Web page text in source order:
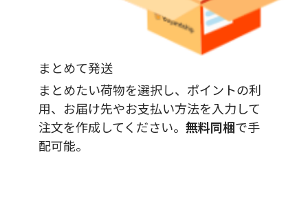
まとめて発送
まとめたい荷物を選択し、ポイントの利
用、お届け先やお支払い方法を入力して
注文を作成してください。 無料同梱で手
配可能。